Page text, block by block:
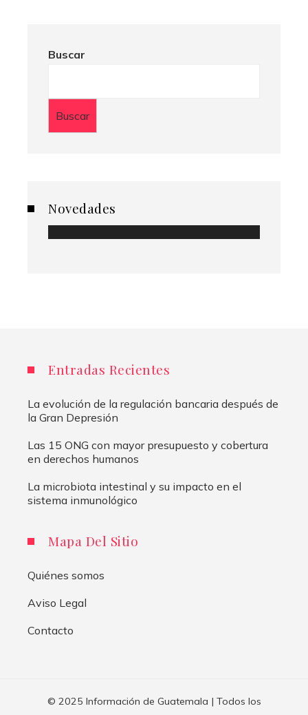
Buscar
Buscar
Novedades
Entradas Recientes
La evolución de la regulación bancaria después de
la Gran Depresión
Las 15 ONG con mayor presupuesto y cobertura
en derechos humanos
La microbiota intestinal y su impacto en el
sistema inmunológico
Mapa Del Sitio
Quiénes somos
Aviso Legal
Contacto
© 2025 Información de Guatemala | Todos los